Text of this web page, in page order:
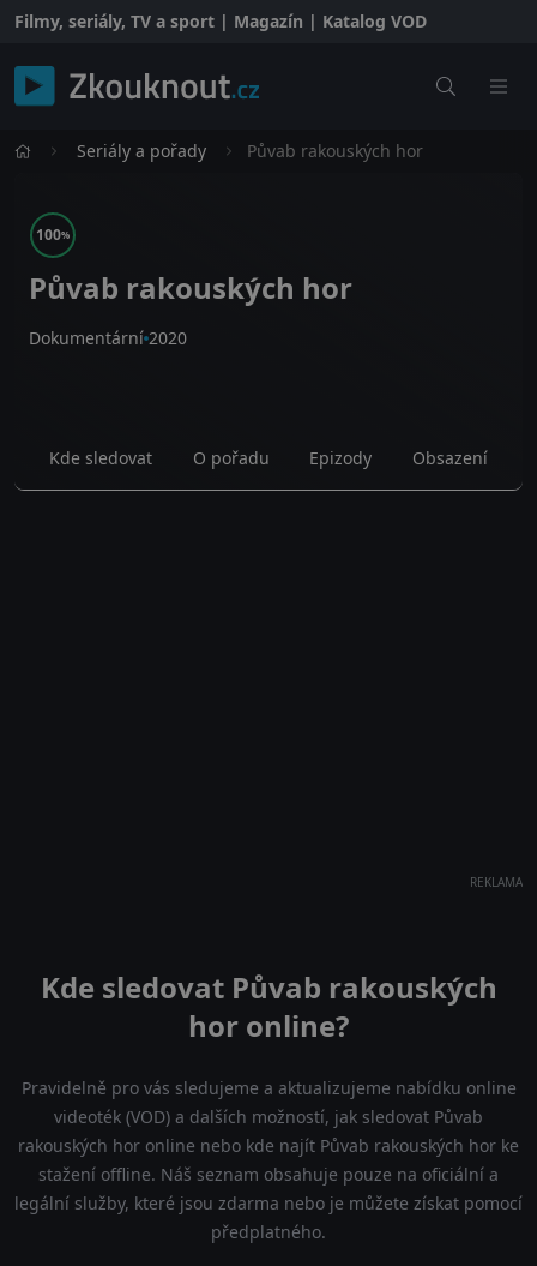
Filmy, seriály, TV a sport | Magazín | Katalog VOD
Seriály a pořady Půvab rakouských hor
100%
Půvab rakouských hor
Dokumentární 2020
Kde sledovat O pořadu Epizody Obsazení
REKLAMA
Kde sledovat Půvab rakouských
hor online?
Pravidelně pro vás sledujeme a aktualizujeme nabídku online
videoték (VOD) a dalších možností, jak sledovat Půvab
rakouských hor online nebo kde najít Půvab rakouských hor ke
stažení offline. Náš seznam obsahuje pouze na oficiální a
legální služby, které jsou zdarma nebo je můžete získat pomocí
předplatného.